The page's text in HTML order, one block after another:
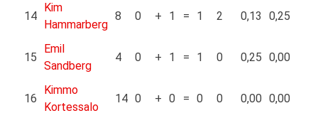
14
Kim
Hammarberg
8 0 + 1 = 1 2 0,13 0,25
15
Emil
Sandberg
4 0 + 1 = 1 0 0,25 0,00
16
Kimmo
Kortessalo
14 0 + 0 = 0 0 0,00 0,00